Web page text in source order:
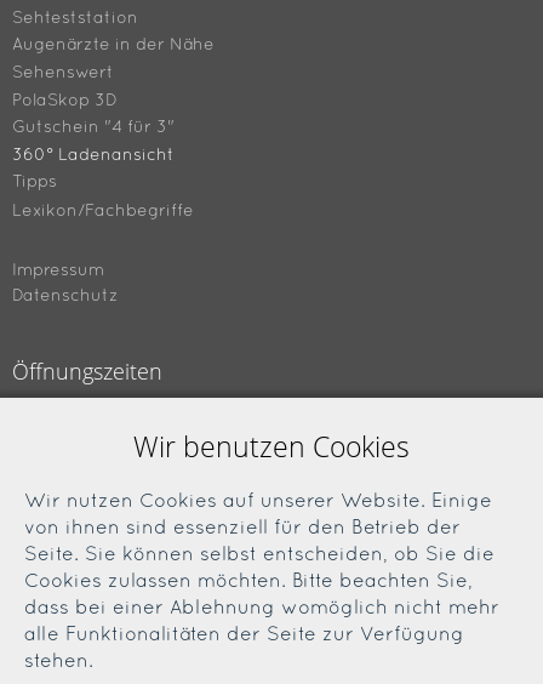
Sehteststation
Augenärzte in der Nähe
Sehenswert
PolaSkop 3D
Gutschein "4 für 3"
360° Ladenansicht
Tipps
Lexikon/Fachbegriffe
Impressum
Datenschutz
Öffnungszeiten
09.00 bis 18.00 Uhr
Samstag
09.00 bis 13.00 Uhr
Soziale Medien
Facebook
Wir benutzen Cookies
Wir nutzen Cookies auf unserer Website. Einige
von ihnen sind essenziell für den Betrieb der
Seite. Sie können selbst entscheiden, ob Sie die
Cookies zulassen möchten. Bitte beachten Sie,
dass bei einer Ablehnung womöglich nicht mehr
alle Funktionalitäten der Seite zur Verfügung
stehen.